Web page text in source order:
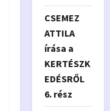
CSEMEZ
ATTILA
írása a
KERTÉSZK
EDÉSRŐL
6. rész